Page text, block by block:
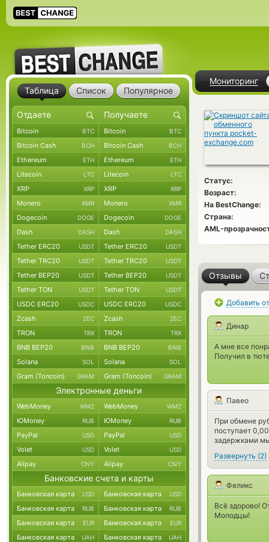
Мониторинг
Статус:
Возраст:
На BestChange:
Страна:
AML-
Отзывы
Добавить
Динар
А мне все
Получил в
Павео
При обмене
поступает
задержками
Развернуть (2)
Феликс
Всё здорово!
Молодцы!
Таблица Список Популярное
Bitcoin BTC Bitcoin BTC
Bitcoin Cash BCH Bitcoin Cash BCH
Ethereum ETH Ethereum ETH
Litecoin LTC Litecoin LTC
XRP XRP XRP XRP
Monero XMR Monero XMR
Dogecoin DOGE Dogecoin DOGE
Dash DASH Dash DASH
Tether ERC20 USDT Tether ERC20 USDT
Tether TRC20 USDT Tether TRC20 USDT
Tether BEP20 USDT Tether BEP20 USDT
Tether TON USDT Tether TON USDT
USDC ERC20 USDC USDC ERC20 USDC
Zcash ZEC Zcash ZEC
TRON TRX TRON TRX
BNB BEP20 BNB BNB BEP20 BNB
Solana SOL Solana SOL
Gram (Toncoin) GRAM Gram (Toncoin) GRAM
Электронные деньги
WebMoney WMZ WebMoney WMZ
ЮMoney RUB ЮMoney RUB
PayPal USD PayPal USD
Volet USD Volet USD
Alipay CNY Alipay CNY
Банковские счета и карты
Банковская карта USD Банковская карта USD
Банковская карта RUB Банковская карта RUB
Банковская карта EUR Банковская карта EUR
Банковская карта UAH Банковская карта UAH